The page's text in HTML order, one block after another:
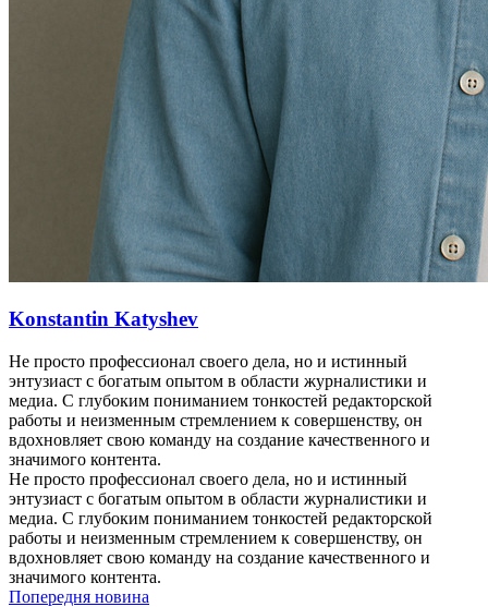
Konstantin Katyshev
Не просто профессионал своего дела, но и истинный
энтузиаст с богатым опытом в области журналистики и
медиа. С глубоким пониманием тонкостей редакторской
работы и неизменным стремлением к совершенству, он
вдохновляет свою команду на создание качественного и
значимого контента.
Не просто профессионал своего дела, но и истинный
энтузиаст с богатым опытом в области журналистики и
медиа. С глубоким пониманием тонкостей редакторской
работы и неизменным стремлением к совершенству, он
вдохновляет свою команду на создание качественного и
значимого контента.
Попередня новина